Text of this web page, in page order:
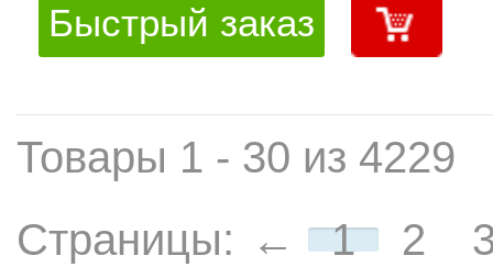
Быстрый заказ
Товары 1 - 30 из 4229
Страницы: ← 1 2